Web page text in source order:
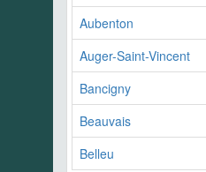
Aubenton
Auger-Saint-Vincent
Bancigny
Beauvais
Belleu